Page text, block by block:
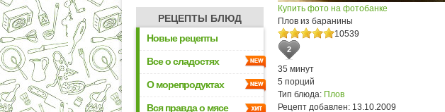
РЕЦЕПТЫ БЛЮД
Новые рецепты
Все о сладостях
О морепродуктах
Вся правда о мясе
Купить фото на фотобанке
Плов из баранины
10539
2
35 минут
5 порций
Тип блюда: Плов
Рецепт добавлен: 13.10.2009